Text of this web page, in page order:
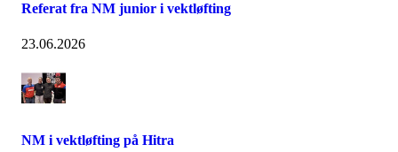
Referat fra NM junior i vektløfting
23.06.2026
NM i vektløfting på Hitra